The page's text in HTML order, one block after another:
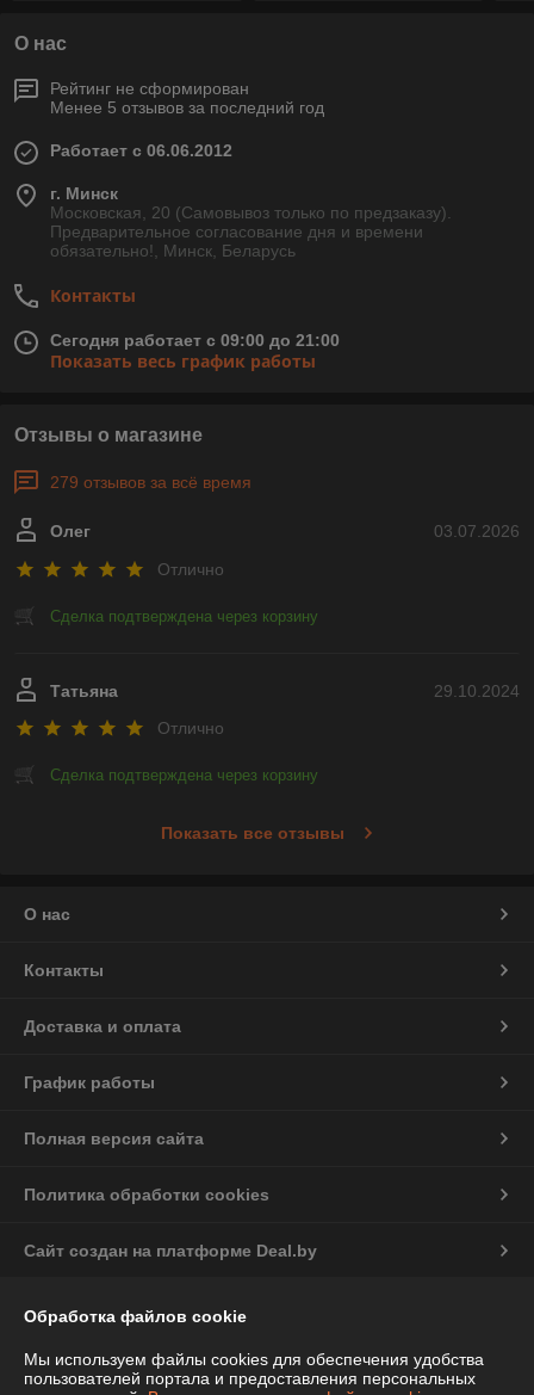
О нас
Рейтинг не сформирован
Менее 5 отзывов за последний год
Работает с 06.06.2012
г. Минск
Московская, 20 (Самовывоз только по предзаказу).
Предварительное согласование дня и времени
обязательно!, Минск, Беларусь
Контакты
Сегодня работает с 09:00 до 21:00
Показать весь график работы
Отзывы о магазине
279 отзывов за всё время
03.07.2026
Олег
Отлично
Сделка подтверждена через корзину
29.10.2024
Татьяна
Отлично
Сделка подтверждена через корзину
Показать все отзывы
О нас
Контакты
Доставка и оплата
График работы
Полная версия сайта
Политика обработки cookies
Сайт создан на платформе Deal.by
Информация для покупателя
Индивидуальный предприниматель:ИП Чепелева Алла Ивановна
Беларусь, Минская обл., Фаниполь, ул.Комсомольская, 46-71
Обработка файлов cookie
Мы используем файлы cookies для обеспечения удобства
пользователей портала и предоставления персональных